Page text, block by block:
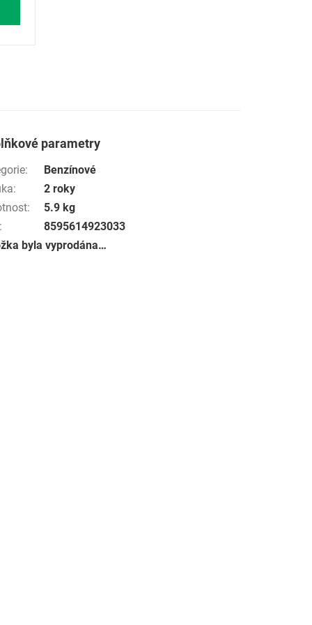
parametry
:
Benzínové
:
2 roky
:
5.9 kg
:
8595614923033
byla vyprodána…